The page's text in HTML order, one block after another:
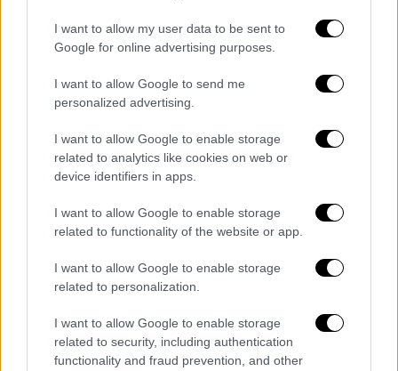
I want to allow my user data to be sent to
Google for online advertising purposes.
I want to allow Google to send me
personalized advertising.
I want to allow Google to enable storage
related to analytics like cookies on web or
device identifiers in apps.
I want to allow Google to enable storage
related to functionality of the website or app.
I want to allow Google to enable storage
related to personalization.
I want to allow Google to enable storage
related to security, including authentication
functionality and fraud prevention, and other
Μητσοτάκης για Marfin: Ο μηδενισμός
και ο ακραίος λόγος στρέφονται
εναντίον της κοινωνίας
«Χρέος να μην ξεχάσουμε» έγραψε ο